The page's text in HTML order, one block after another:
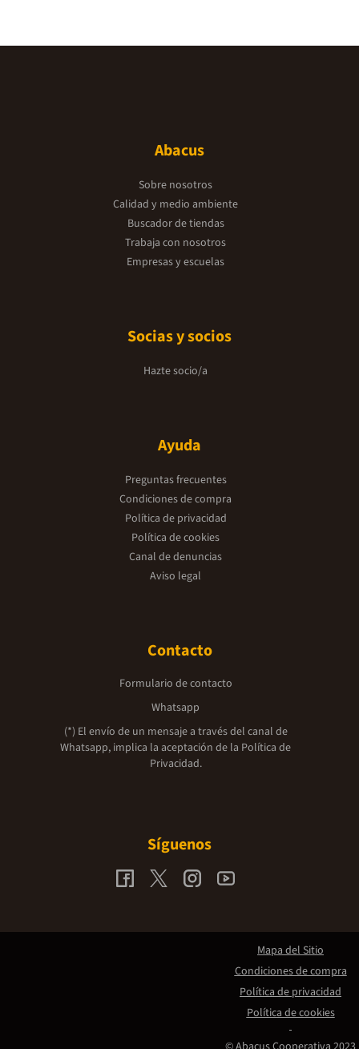
Abacus
Sobre nosotros
Calidad y medio ambiente
Buscador de tiendas
Trabaja con nosotros
Empresas y escuelas
Socias y socios
Hazte socio/a
Ayuda
Preguntas frecuentes
Condiciones de compra
Política de privacidad
Política de cookies
Canal de denuncias
Aviso legal
Contacto
Formulario de contacto
Whatsapp
(*) El envío de un mensaje a través del canal de
Whatsapp, implica la aceptación de la Política de
Privacidad.
Síguenos
Mapa del Sitio
Condiciones de compra
Política de privacidad
Política de cookies